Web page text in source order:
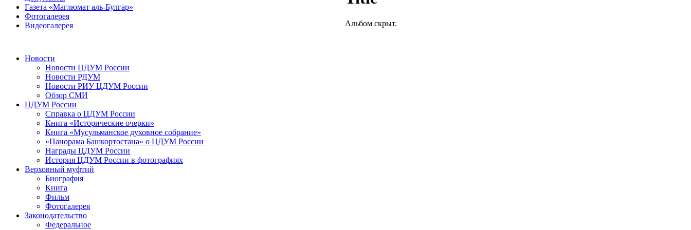
Газета «Маглюмат аль-Булгар»
Фотогалерея
Видеогалерея
Альбом скрыт.
Новости
Новости ЦДУМ России
Новости РДУМ
Новости РИУ ЦДУМ России
Обзор СМИ
ЦДУМ России
Справка о ЦДУМ России
Книга «Исторические очерки»
Книга «Мусульманское духовное собрание»
«Панорама Башкортостана» о ЦДУМ России
Награды ЦДУМ России
История ЦДУМ России в фотографиях
Верховный муфтий
Биография
Книга
Фильм
Фотогалерея
Законодательство
Федеральное